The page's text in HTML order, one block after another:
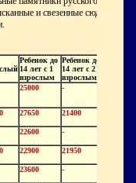
и свезенные сюда
Ребенок до
14 лет с 1
взрослым
Ребенок до
14 лет с 2
взрослыми
25000 -
27650 21400
22600 -
22900 21950
23600 -